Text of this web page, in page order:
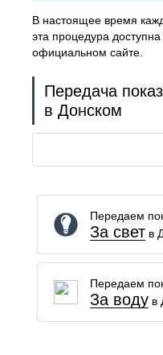
В настоящее время
эта процедура
официальном сайте.
Передача
в Донском
Передаем
За светв
Передаем
За водув